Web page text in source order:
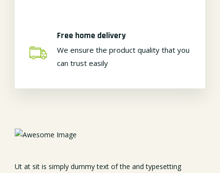
Free home delivery
We ensure the product quality that you
can trust easily
Ut at sit is simply dummy text of the and typesetting